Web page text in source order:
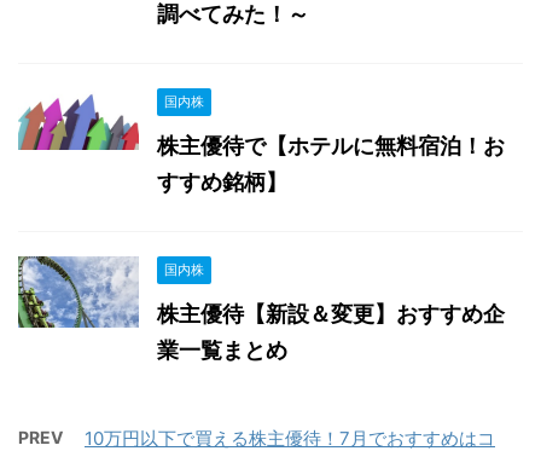
調べてみた！～
国内株
株主優待で【ホテルに無料宿泊！お
すすめ銘柄】
国内株
株主優待【新設＆変更】おすすめ企
業一覧まとめ
PREV
10万円以下で買える株主優待！7月でおすすめはコ